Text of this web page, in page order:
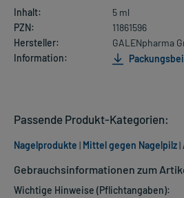
Inhalt:
5 ml
PZN:
11861596
Hersteller:
GALENpharma
Information:
Gebrauchsinformationen zum
Wichtige Hinweise (Pflichtangaben):
Passende Produkt-Kategorien:
Nagelprodukte | Mittel gegen Nagelpilz|